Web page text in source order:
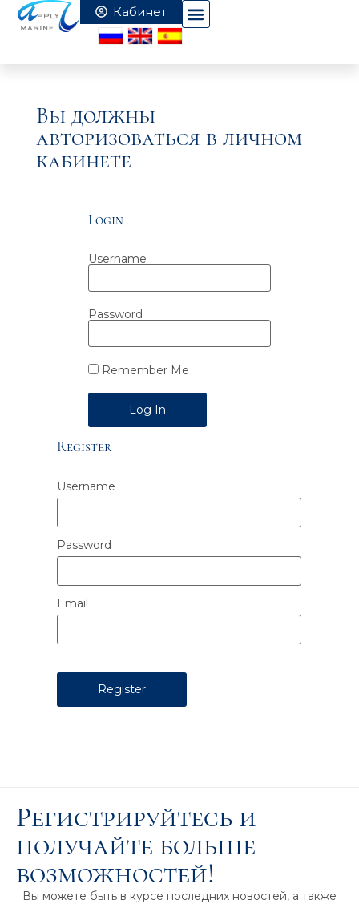
Вы должны
авторизоваться в личном
кабинете
Login
Username
Password
Remember Me
Alternative:
Register
Username
Password
Email
Регистрируйтесь и
получайте больше
возможностей!
Вы можете быть в курсе последних новостей, а также